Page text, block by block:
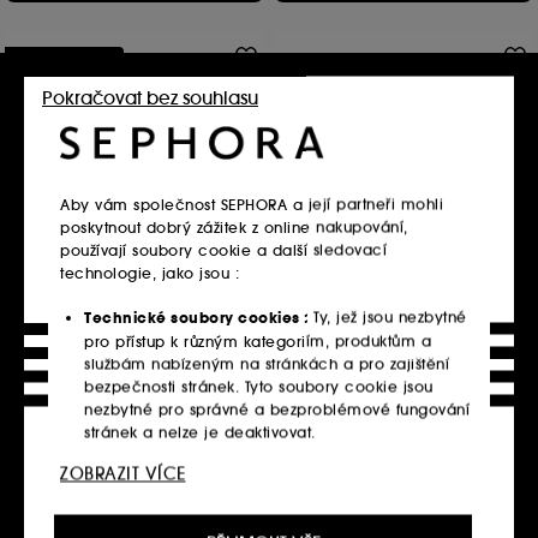
SUMMER FRIDAYS
Super Amino Gel – Čisticí
gel s aminokyselinami
343
1 030.00Kč
686.67Kč /100ml
111SKIN
7
3 290.00Kč
21 933.33Kč / 100ml
Aby vám společnost SEPHORA a její partneři mohli
poskytnout dobrý zážitek z online nakupování,
používají soubory cookie a další sledovací
technologie, jako jsou :
Technické soubory cookies : Ty, jež jsou nezbytné
pro přístup k různým kategoriím, produktům a
službám nabízeným na stránkách a pro zajištění
bezpečnosti stránek. Tyto soubory cookie jsou
nezbytné pro správné a bezproblémové fungování
stránek a nelze je deaktivovat.
Personalizační soubory cookie :
Pokračovat bez souhlasu
ZOBRAZIT VÍCE